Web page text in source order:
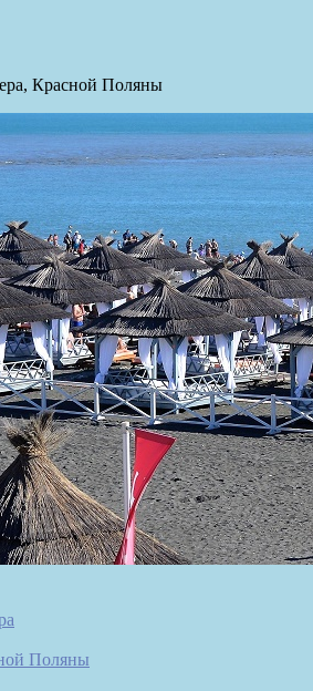
Красной Поляны
Поляны